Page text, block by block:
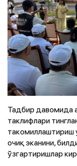
Тадбир давомида
таклифлари
такомиллаштириш
очиқ эканини,
ўзгартиришлар